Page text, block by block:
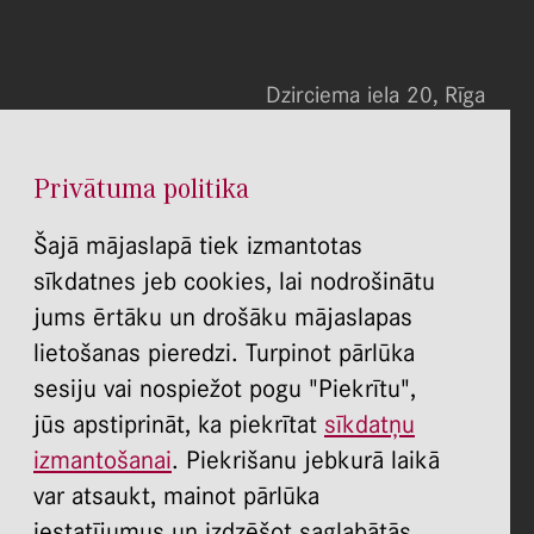
Dzirciema iela 20, Rīga
REKVIZĪTI:
Stradiņa universitātes Stomatoloģijas institūts
Dzirciema ielā 20, Rīgā, LV 1007
Reģistrācijas Nr.: 40003579713
PVN Nr.: LV40003579713
konta Nr. LV37UNLA0050000378000,
A/S SEB banka, bankas kods UNLALV2X
konta nr. LV13PARX0004656270001,
Privātuma politika
Šajā mājaslapā tiek izmantotas
sīkdatnes jeb cookies, lai nodrošinātu
jums ērtāku un drošāku mājaslapas
lietošanas pieredzi. Turpinot pārlūka
sesiju vai nospiežot pogu "Piekrītu",
jūs apstiprināt, ka piekrītat sīkdatņu
izmantošanai. Piekrišanu jebkurā laikā
var atsaukt, mainot pārlūka